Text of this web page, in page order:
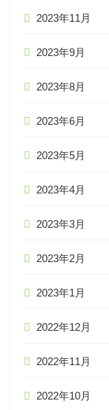
2023年11月
2023年9月
2023年8月
2023年6月
2023年5月
2023年4月
2023年3月
2023年2月
2023年1月
2022年12月
2022年11月
2022年10月